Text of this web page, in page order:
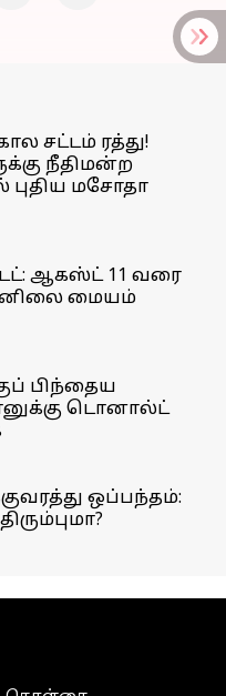
சட்டம் ரத்து!
நீதிமன்ற
மசோதா
ஆகஸ்ட் 11 வரை
மையம்
பிந்தைய
டொனால்ட்
ஒப்பந்தம்: